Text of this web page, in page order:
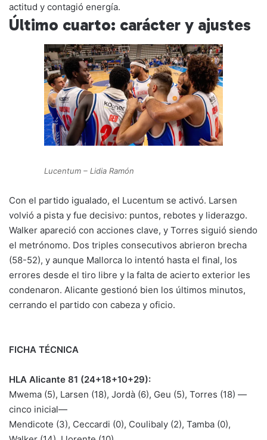
actitud y contagió energía.
Último cuarto: carácter y ajustes
Lucentum – Lidia Ramón
Con el partido igualado, el Lucentum se activó. Larsen
volvió a pista y fue decisivo: puntos, rebotes y liderazgo.
Walker apareció con acciones clave, y Torres siguió siendo
el metrónomo. Dos triples consecutivos abrieron brecha
(58-52), y aunque Mallorca lo intentó hasta el final, los
errores desde el tiro libre y la falta de acierto exterior les
condenaron. Alicante gestionó bien los últimos minutos,
cerrando el partido con cabeza y oficio.
FICHA TÉCNICA
HLA Alicante 81 (24+18+10+29):
Mwema (5), Larsen (18), Jordà (6), Geu (5), Torres (18) —
cinco inicial—
Mendicote (3), Ceccardi (0), Coulibaly (2), Tamba (0),